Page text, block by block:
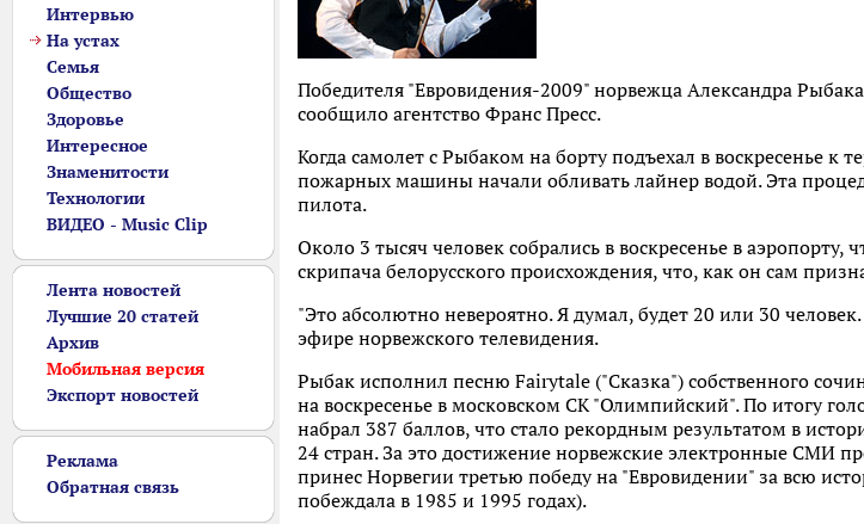
Интервью
На устах
Семья
Общество
Здоровье
Интересное
Знаменитости
Технологии
ВИДЕО - Music Clip
Лента новостей
Лучшие 20 статей
Архив
Мобильная версия
Экспорт новостей
Реклама
Обратная связь
Победителя "Евровидения-2009" норвежца Александра
сообщило агентство Франс Пресс.
Когда самолет с Рыбаком на борту подъехал в воскресенье
пожарных машины начали обливать лайнер водой. Эта
пилота.
Около 3 тысяч человек собрались в воскресенье в аэропорту,
скрипача белорусского происхождения, что, как он сам
"Это абсолютно невероятно. Я думал, будет 20 или 30
эфире норвежского телевидения.
Рыбак исполнил песню Fairytale ("Сказка") собственного
на воскресенье в московском СК "Олимпийский". По итогу
набрал 387 баллов, что стало рекордным результатом в
24 стран. За это достижение норвежские электронные СМИ
принес Норвегии третью победу на "Евровидении" за всю
побеждала в 1985 и 1995 годах).